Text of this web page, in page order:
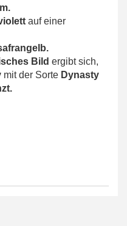
auf einer
Bild ergibt sich,
mit der Sorte Dynasty